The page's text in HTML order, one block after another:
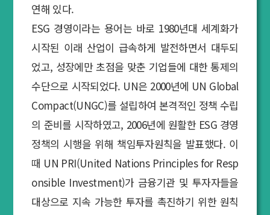
연해 있다.
ESG 경영이라는 용어는 바로 1980년대 세계화가
시작된 이래 산업이 급속하게 발전하면서 대두되
었고, 성장에만 초점을 맞춘 기업들에 대한 통제의
수단으로 시작되었다. UN은 2000년에 UN Global
Compact(UNGC)를 설립하여 본격적인 정책 수립
의 준비를 시작하였고, 2006년에 원활한 ESG 경영
정책의 시행을 위해 책임투자원칙을 발표했다. 이
때 UN PRI(United Nations Principles for Resp
onsible Investment)가 금융기관 및 투자자들을
대상으로 지속 가능한 투자를 촉진하기 위한 원칙